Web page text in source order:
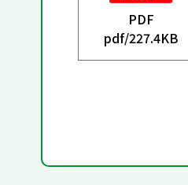
PDF
pdf/227.4KB